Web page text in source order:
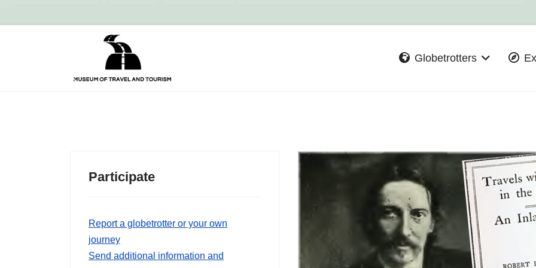
Globetrotters
Participate
Report a globetrotter or your own
journey
Send additional information and